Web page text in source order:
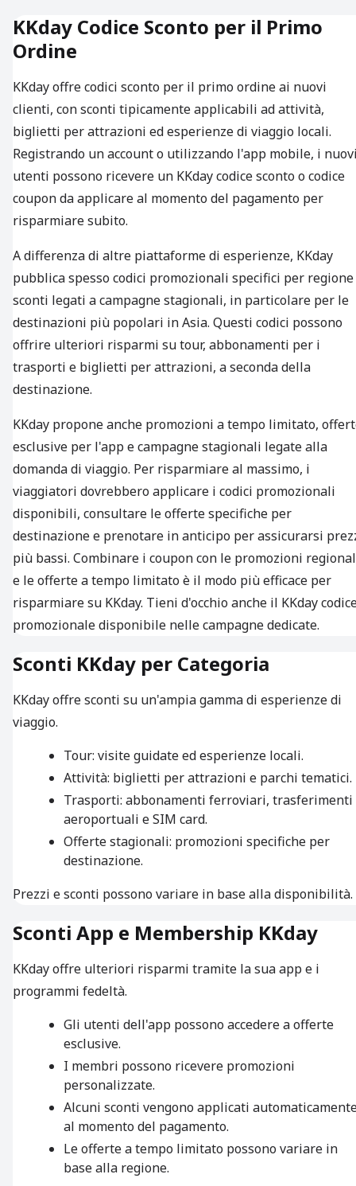
KKday Codice Sconto per il Primo
Ordine
KKday offre codici sconto per il primo ordine ai nuovi
clienti, con sconti tipicamente applicabili ad attività,
biglietti per attrazioni ed esperienze di viaggio locali.
Registrando un account o utilizzando l'app mobile, i
utenti possono ricevere un KKday codice sconto o codice
coupon da applicare al momento del pagamento per
risparmiare subito.
A differenza di altre piattaforme di esperienze, KKday
pubblica spesso codici promozionali specifici per regione
sconti legati a campagne stagionali, in particolare per le
destinazioni più popolari in Asia. Questi codici possono
offrire ulteriori risparmi su tour, abbonamenti per i
trasporti e biglietti per attrazioni, a seconda della
destinazione.
KKday propone anche promozioni a tempo limitato,
esclusive per l'app e campagne stagionali legate alla
domanda di viaggio. Per risparmiare al massimo, i
viaggiatori dovrebbero applicare i codici promozionali
disponibili, consultare le offerte specifiche per
destinazione e prenotare in anticipo per assicurarsi
più bassi. Combinare i coupon con le promozioni
e le offerte a tempo limitato è il modo più efficace per
risparmiare su KKday. Tieni d'occhio anche il KKday
promozionale disponibile nelle campagne dedicate.
Sconti KKday per Categoria
KKday offre sconti su un'ampia gamma di esperienze di
viaggio.
Tour: visite guidate ed esperienze locali.
Attività: biglietti per attrazioni e parchi tematici.
Trasporti: abbonamenti ferroviari, trasferimenti
aeroportuali e SIM card.
Offerte stagionali: promozioni specifiche per
destinazione.
Prezzi e sconti possono variare in base alla disponibilità.
Sconti App e Membership KKday
KKday offre ulteriori risparmi tramite la sua app e i
programmi fedeltà.
Gli utenti dell'app possono accedere a offerte
esclusive.
I membri possono ricevere promozioni
personalizzate.
Alcuni sconti vengono applicati
al momento del pagamento.
Le offerte a tempo limitato possono variare in
base alla regione.